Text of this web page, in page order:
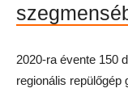
2020-ra évente 150
regionális repülőgép